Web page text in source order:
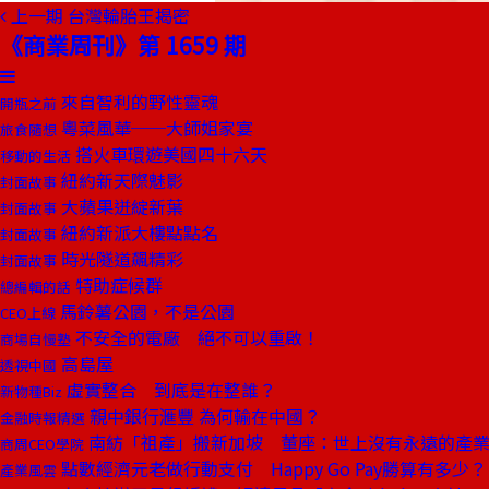
上一期 台灣輪胎王揭密
《商業周刊》第 1659 期
開瓶之前 來自智利的野性靈魂
旅食隨想 粵菜風華──大師姐家宴
移動的生活 搭火車環遊美國四十六天
封面故事 紐約新天際魅影
封面故事 大蘋果迸綻新葉
封面故事 紐約新派大樓點點名
封面故事 時光隧道飆精彩
總編輯的話 特助症候群
CEO上線 馬鈴薯公園，不是公園
商場自慢塾 不安全的電廠 絕不可以重啟！
透視中國 高島屋
新物種Biz 虛實整合 到底是在整誰？
金融時報精選 親中銀行滙豐 為何輸在中國？
商周CEO學院 南紡「祖產」搬新加坡 董座：世上沒有永遠的產業
產業風雲 點數經濟元老做行動支付 Happy Go Pay勝算有多少？